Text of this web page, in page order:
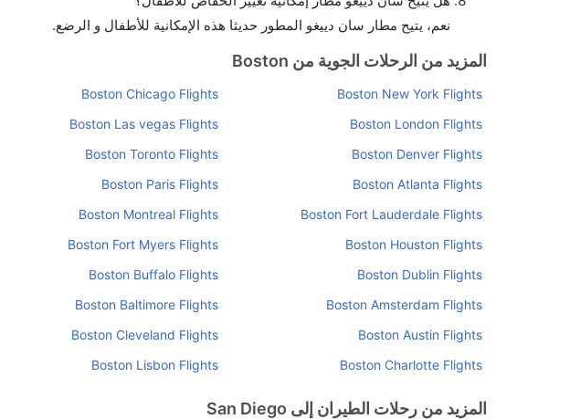
نعم، يتيح مطار سان دييغو المطور حديثا هذه الإمكانية للأطفال و الرضع.
المزيد من الرحلات الجوية من Boston
Boston New York Flights
Boston Chicago Flights
Boston London Flights
Boston Las vegas Flights
Boston Denver Flights
Boston Toronto Flights
Boston Atlanta Flights
Boston Paris Flights
Boston Fort Lauderdale Flights
Boston Montreal Flights
Boston Houston Flights
Boston Fort Myers Flights
Boston Dublin Flights
Boston Buffalo Flights
Boston Amsterdam Flights
Boston Baltimore Flights
Boston Austin Flights
Boston Cleveland Flights
Boston Charlotte Flights
Boston Lisbon Flights
المزيد من رحلات الطيران إلى San Diego